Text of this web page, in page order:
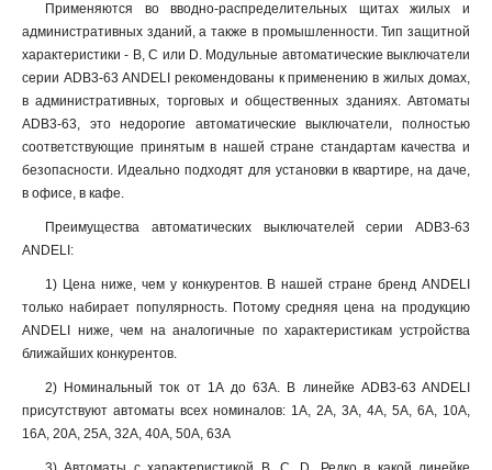
Применяются во вводно-распределительных щитах жилых и
административных зданий, а также в промышленности. Тип защитной
характеристики - B, C или D. Модульные автоматические выключатели
серии ADB3-63 ANDELI рекомендованы к применению в жилых домах,
в административных, торговых и общественных зданиях. Автоматы
ADB3-63, это недорогие автоматические выключатели, полностью
соответствующие принятым в нашей стране стандартам качества и
безопасности. Идеально подходят для установки в квартире, на даче,
в офисе, в кафе.
Преимущества автоматических выключателей серии ADB3-63
ANDELI:
1) Цена ниже, чем у конкурентов. В нашей стране бренд ANDELI
только набирает популярность. Потому средняя цена на продукцию
ANDELI ниже, чем на аналогичные по характеристикам устройства
ближайших конкурентов.
2) Номинальный ток от 1А до 63А. В линейке ADB3-63 ANDELI
присутствуют автоматы всех номиналов: 1А, 2А, 3А, 4А, 5А, 6А, 10А,
16А, 20А, 25А, 32А, 40А, 50А, 63А